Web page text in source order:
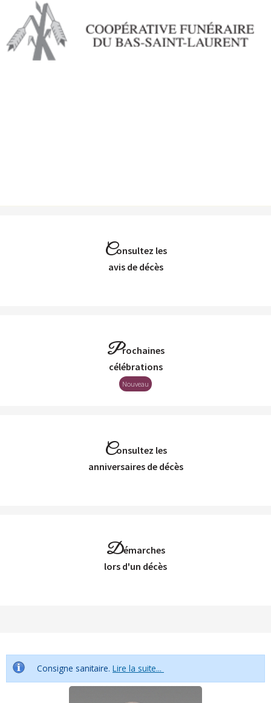
contenu
principal
Consultez les
Avis de décès
Prochaines
Célébrations
Nouveau
Consultez les
Anniversaires de décès
Démarches
Lors d'un décès
Consigne sanitaire. Lire la suite...